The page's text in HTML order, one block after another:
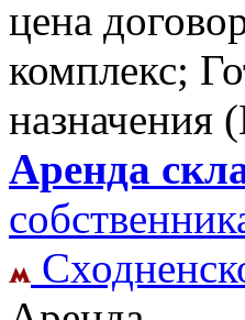
цена
комплекс;
Аренда